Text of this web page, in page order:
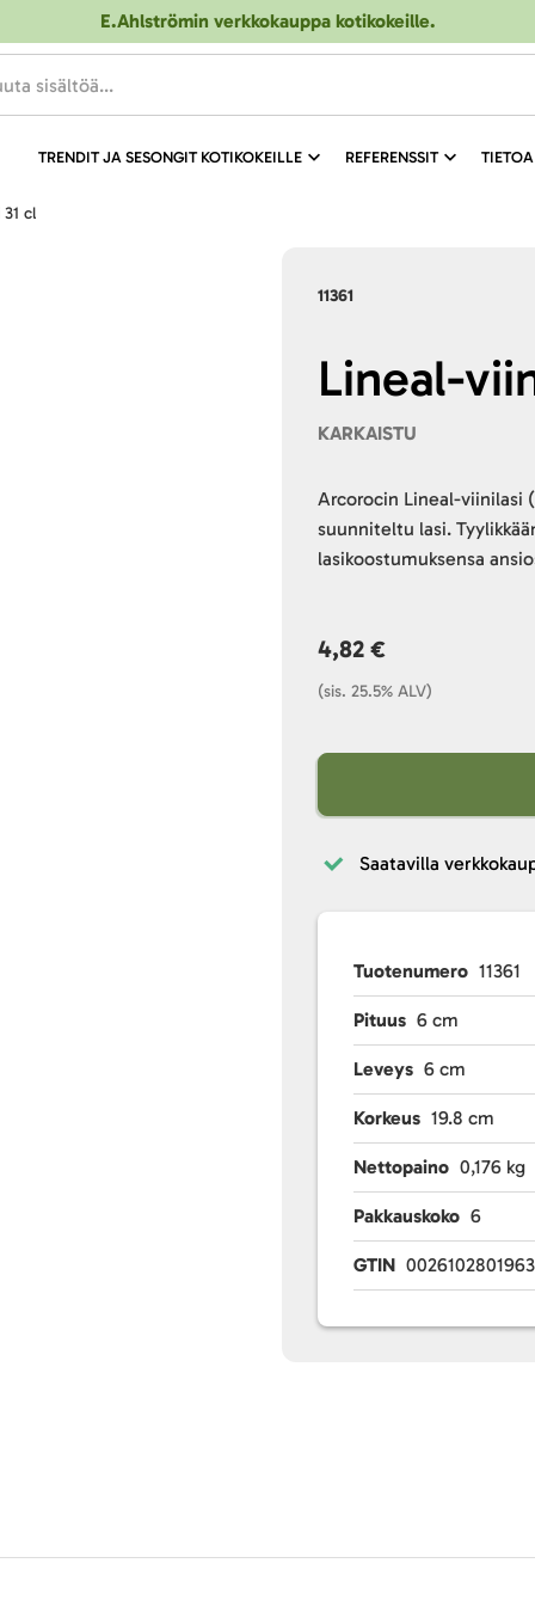
E.Ahlströmin verkkokauppa kotikokeille.
TRENDIT JA SESONGIT KOTIKOKEILLE REFERENSSIT
31 cl
11361
Lineal-
KARKAISTU
Arcorocin Lineal-viinilasi
suunniteltu lasi.
lasikoostumuksensa
4,82 €
(sis. 25.5% ALV)
Saatavilla
Tuotenumero 11361
Pituus 6 cm
Leveys 6 cm
Korkeus 19.8 cm
Nettopaino 0,176 kg
Pakkauskoko 6
GTIN 0026102801963